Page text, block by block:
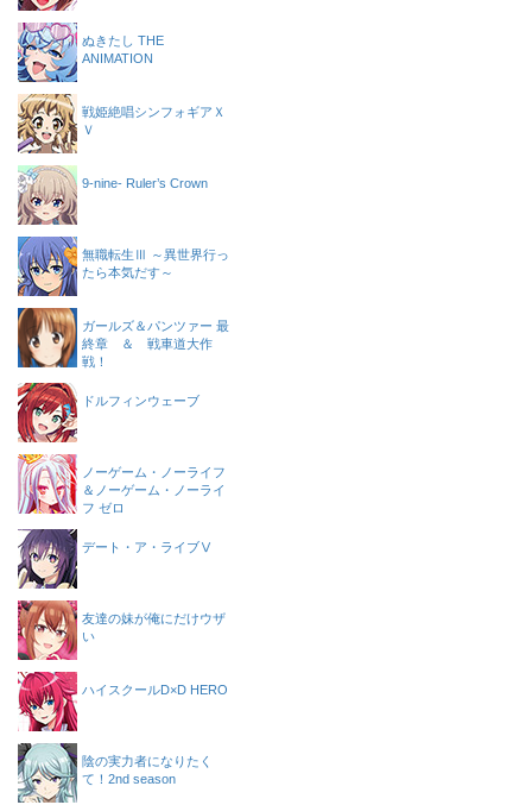
ぬきたし THE
ANIMATION
戦姫絶唱シンフォギアＸ
Ｖ
9-nine- Ruler’s Crown
無職転生Ⅲ ～異世界行っ
たら本気だす～
ガールズ＆パンツァー 最
終章 ＆ 戦車道大作
戦！
ドルフィンウェーブ
ノーゲーム・ノーライフ
＆ノーゲーム・ノーライ
フ ゼロ
デート・ア・ライブⅤ
友達の妹が俺にだけウザ
い
ハイスクールD×D HERO
陰の実力者になりたく
て！2nd season